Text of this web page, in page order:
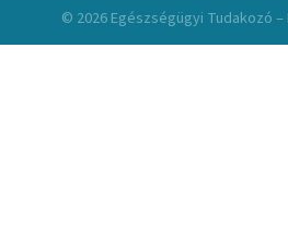
© 2026 Egészségügyi Tudakozó